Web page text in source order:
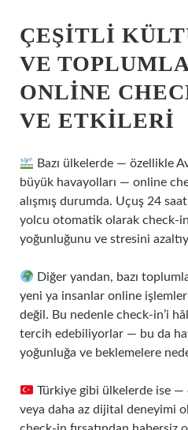
ÇEŞITLI
VE
ONLINE
VE ETKILERI
Bazı ülkelerde — özellikle
büyük havayolları — online
alışmış durumda. Uçuş 24
yolcu otomatik olarak
yoğunluğunu ve stresini
Diğer yandan, bazı
yeni ya insanlar online
değil. Bu nedenle check‑in’i
tercih edebiliyorlar — bu da
yoğunluğa ve beklemelere
Türkiye gibi ülkelerde ise
veya daha az dijital deneyimi